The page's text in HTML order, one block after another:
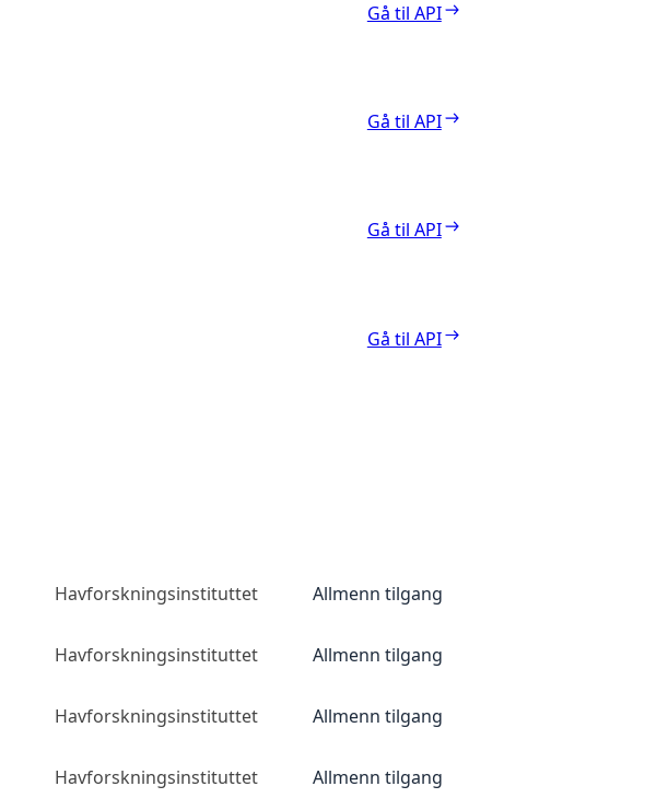
Gå til API
Gå til API
Gå til API
Gå til API
Havforskningsinstituttet Allmenn tilgang
Havforskningsinstituttet Allmenn tilgang
Havforskningsinstituttet Allmenn tilgang
Havforskningsinstituttet Allmenn tilgang